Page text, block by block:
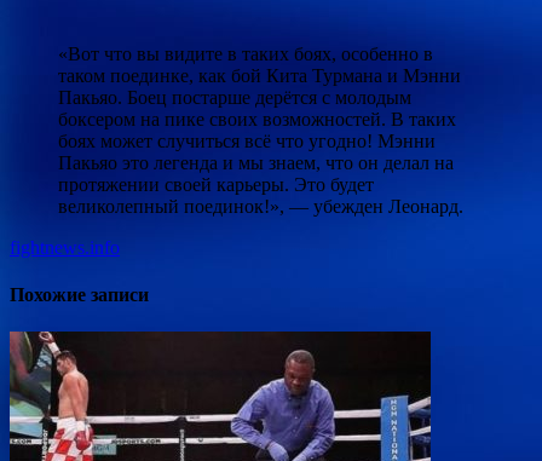
«Вот что вы видите в таких боях, особенно в
таком поединке, как бой Кита Турмана и Мэнни
Пакьяо. Боец постарше дерётся с молодым
боксером на пике своих возможностей. В таких
боях может случиться всё что угодно! Мэнни
Пакьяо это легенда и мы знаем, что он делал на
протяжении своей карьеры. Это будет
великолепный поединок!», — убежден Леонард.
fightnews.info
Похожие записи